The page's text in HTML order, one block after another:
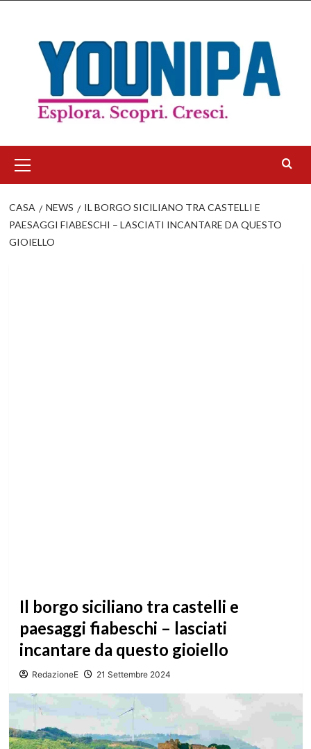
contenuto
principale
CASA NEWS
IL BORGO SICILIANO TRA CASTELLI E
PAESAGGI FIABESCHI – LASCIATI INCANTARE DA QUESTO
GIOIELLO
Il borgo siciliano tra castelli e
paesaggi fiabeschi – lasciati
incantare da questo gioiello
RedazioneE 21 Settembre 2024